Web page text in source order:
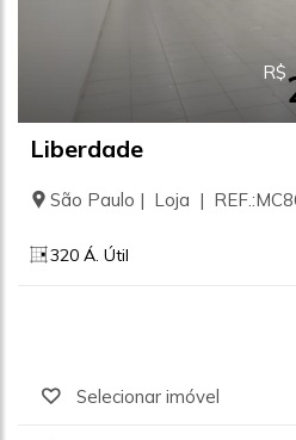
R$
Liberdade
São Paulo | Loja |
320 Á. Útil
Selecionar imóvel